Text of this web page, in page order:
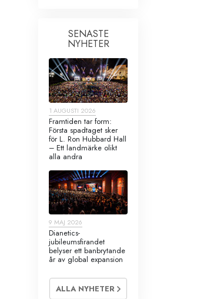
SENASTE
NYHETER
1 AUGUSTI 2026
Framtiden tar form:
Första spadtaget sker
för L. Ron Hubbard Hall
– Ett landmärke olikt
alla andra
9 MAJ 2026
Dianetics-
jubileumsfirandet
belyser ett banbrytande
år av global expansion
ALLA NYHETER